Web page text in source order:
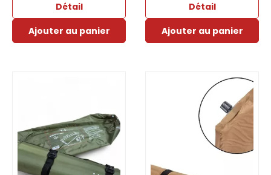
Détail
Ajouter au panier
Détail
Ajouter au panier